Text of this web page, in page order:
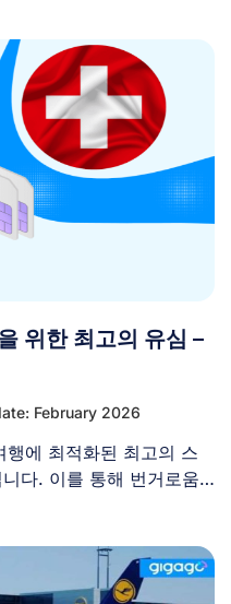
위한 최고의 유심 –
February 2026
에 최적화된 최고의 스
다. 이를 통해 번거로움